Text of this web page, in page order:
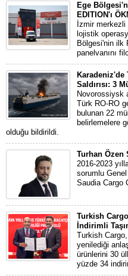
Ege
EDITION'ı
İzmir
lojistik
Bölgesi'nin ilk
panelvanını
Karadeniz'de
Saldırısı: 3
Novorossiysk
Türk RO-RO
bulunan 22
belirlemelere
olduğu bildirildi.
Turhan Özen
2016-2023
sorumlu Genel
Saudia Cargo
Turkish
İndirimli
Turkish
yenilediği
ürünlerini 30
yüzde 34